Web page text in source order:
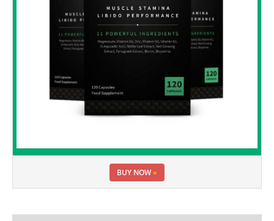
BUY NOW»